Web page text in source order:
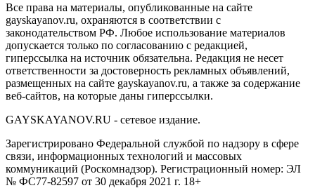
Все права на материалы, опубликованные на сайте
gayskayanov.ru, охраняются в соответствии с
законодательством РФ. Любое использование материалов
допускается только по согласованию с редакцией,
гиперссылка на источник обязательна. Редакция не несет
ответственности за достоверность рекламных объявлений,
размещенных на сайте gayskayanov.ru, а также за содержание
веб-сайтов, на которые даны гиперссылки.
GAYSKAYANOV.RU - сетевое издание.
Зарегистрировано Федеральной службой по надзору в сфере
связи, информационных технологий и массовых
коммуникаций (Роскомнадзор). Регистрационный номер: ЭЛ
№ ФС77-82597 от 30 декабря 2021 г. 18+